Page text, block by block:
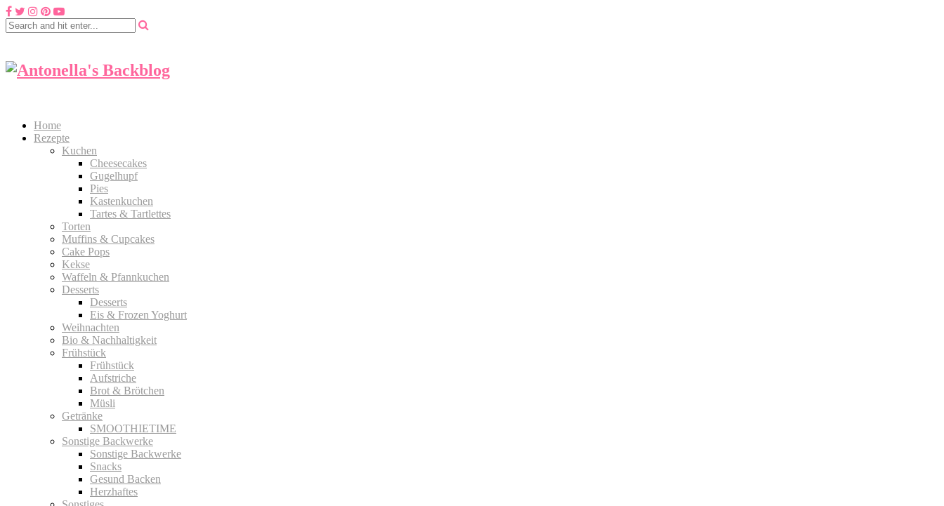
Home
Rezepte
Kuchen
Cheesecakes
Gugelhupf
Pies
Kastenkuchen
Tartes & Tartlettes
Torten
Muffins & Cupcakes
Cake Pops
Kekse
Waffeln & Pfannkuchen
Desserts
Desserts
Eis & Frozen Yoghurt
Weihnachten
Bio & Nachhaltigkeit
Frühstück
Frühstück
Aufstriche
Brot & Brötchen
Müsli
Getränke
SMOOTHIETIME
Sonstige Backwerke
Sonstige Backwerke
Snacks
Gesund Backen
Herzhaftes